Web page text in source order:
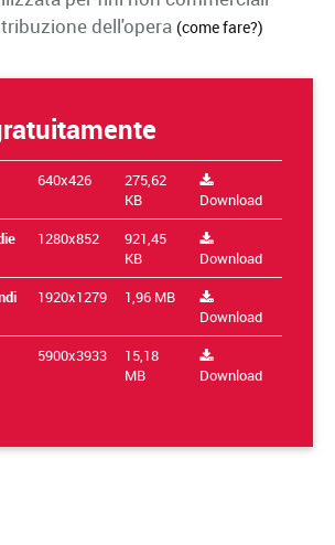
dell'opera (come fare?)
640x426
275,62
KB
Download
1280x852
921,45
KB
Download
1920x1279
1,96 MB
Download
5900x3933
15,18
MB
Download